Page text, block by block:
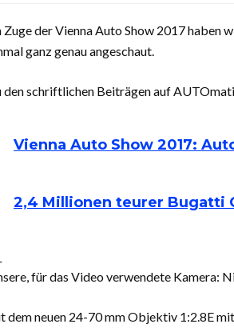
Zuge der Vienna Auto Show 2017 haben
ganz genau angeschaut.
den schriftlichen Beiträgen auf
Vienna Auto Show 2017:
2,4 Millionen teurer Bugatti
für das Video verwendete Kamera:
dem neuen 24-70 mm Objektiv 1:2.8E